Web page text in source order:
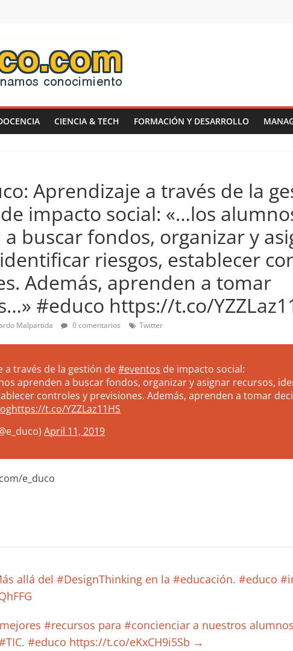
CIENCIA & TECH FORMACIÓN Y DESARROLLO
Aprendizaje a través de la
impacto social: «…los
buscar fondos, organizar y
riesgos, establecer
Además, aprenden a tomar
#educo https://t.co/
Malpartida 0 comentarios Twitter
a través de la gestión de#eventos de impacto social:
aprenden a buscar fondos, organizar y asignar recursos,
controles y previsiones. Además, aprenden a tomar
https://t.co/YZZLaz11HS
April 11, 2019
e_duco
allá del #DesignThinking en la #educación. #educo
#recursos para #concienciar a nuestros
#educo https://t.co/eKxCH9i5Sb →